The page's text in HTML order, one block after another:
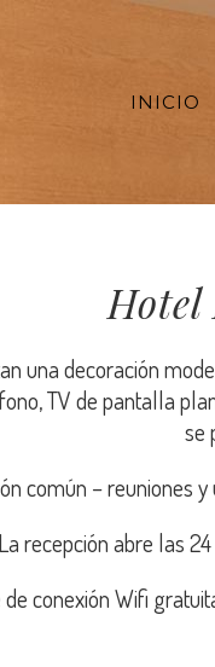
INICIO
Hotel
una decoración
TV de pantalla
se
común – reuniones
La recepción abre las
de conexión Wifi